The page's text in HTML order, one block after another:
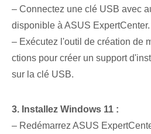
– Connectez une clé USB avec
disponible à ASUS ExpertCenter.
– Exécutez l'outil de création de
ctions pour créer un ‌support
sur la clé USB.
3. Installez Windows 11 :
– Redémarrez ASUS